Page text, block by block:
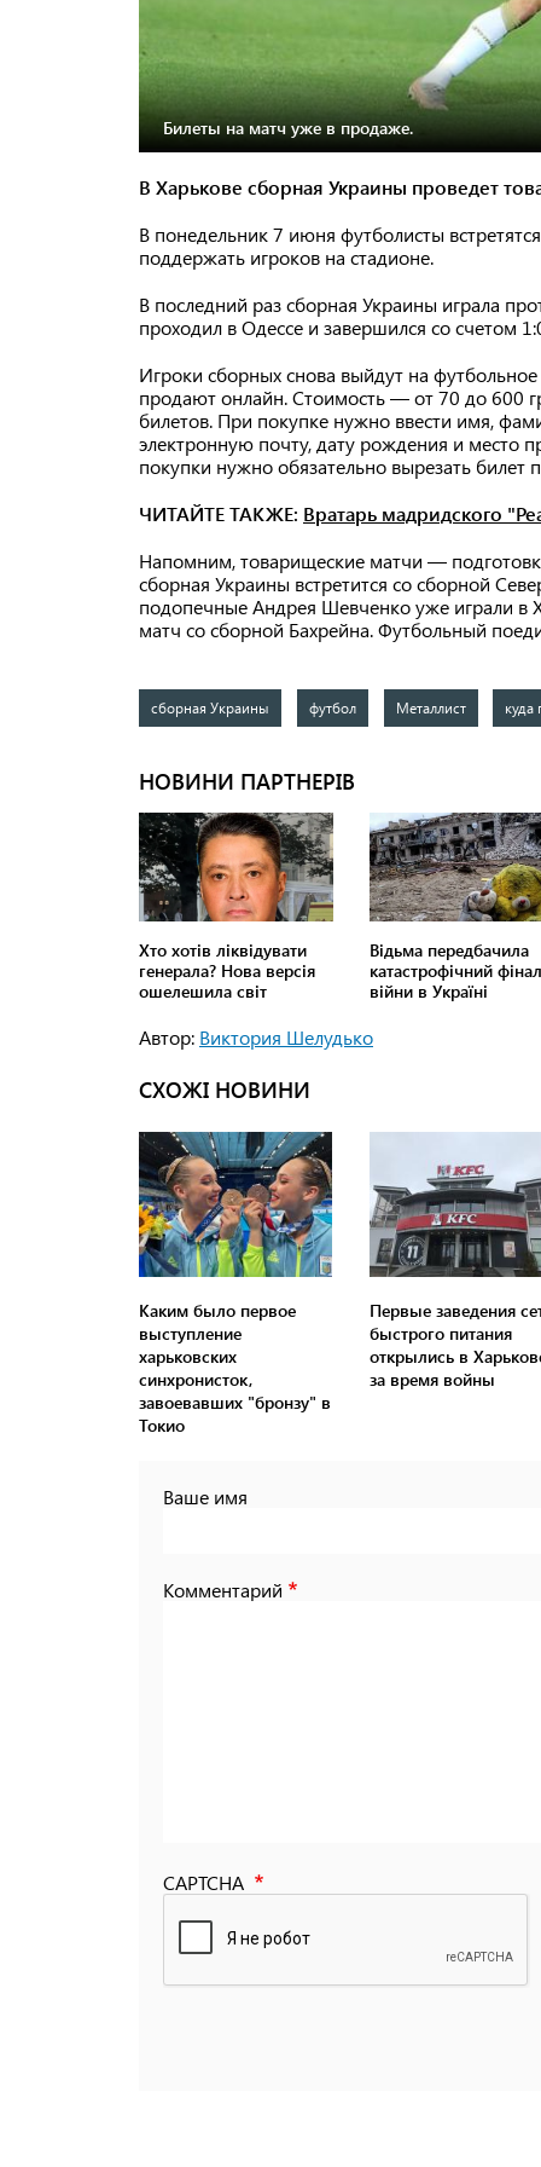
Билеты на матч уже в продаже.
В Харькове сборная Украины проведет
В понедельник 7 июня футболисты
поддержать игроков на стадионе.
В последний раз сборная Украины играла
проходил в Одессе и завершился со счетом
Игроки сборных снова выйдут на
продают онлайн. Стоимость — от 70 до 600
билетов. При покупке нужно ввести имя,
электронную почту, дату рождения и место
покупки нужно обязательно вырезать
ЧИТАЙТЕ ТАКЖЕ: Вратарь мадридского
Напомним, товарищеские матчи —
сборная Украины встретится со сборной
подопечные Андрея Шевченко уже играли в
матч со сборной Бахрейна. Футбольный
сборная Украины футбол Металлист куда
Автор: Виктория Шелудько
СХОЖІ НОВИНИ
Каким было первое
выступление
харьковских
синхронисток,
завоевавших "бронзу" в
Токио
Первые заведения
быстрого питания
открылись в
за время войны
Ваше имя
Комментарий
CAPTCHA